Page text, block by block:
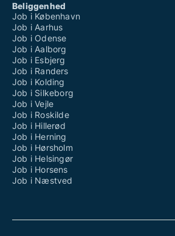
Beliggenhed
Job i København
Job i Aarhus
Job i Odense
Job i Aalborg
Job i Esbjerg
Job i Randers
Job i Kolding
Job i Silkeborg
Job i Vejle
Job i Roskilde
Job i Hillerød
Job i Herning
Job i Hørsholm
Job i Helsingør
Job i Horsens
Job i Næstved